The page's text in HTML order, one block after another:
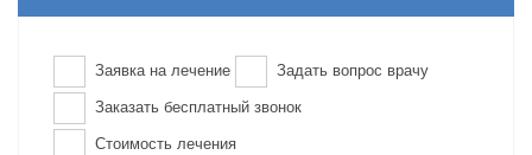
Заявка на лечение Задать вопрос врачу
Заказать бесплатный звонок
Стоимость лечения